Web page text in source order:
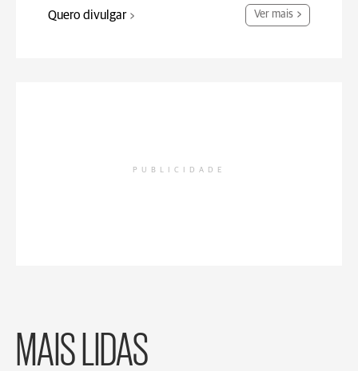
Quero divulgar Ver mais
PUBLICIDADE
MAIS LIDAS